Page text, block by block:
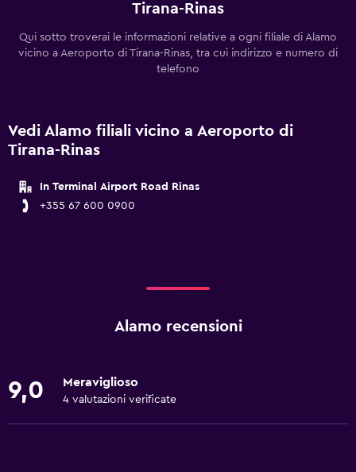
Tirana-Rinas
Qui sotto troverai le informazioni relative a ogni filiale di Alamo
vicino a Aeroporto di Tirana-Rinas, tra cui indirizzo e numero di
telefono
Vedi Alamo filiali vicino a Aeroporto di
Tirana-Rinas
In Terminal Airport Road Rinas
+355 67 600 0900
Alamo recensioni
9,0 Meraviglioso
4 valutazioni verificate